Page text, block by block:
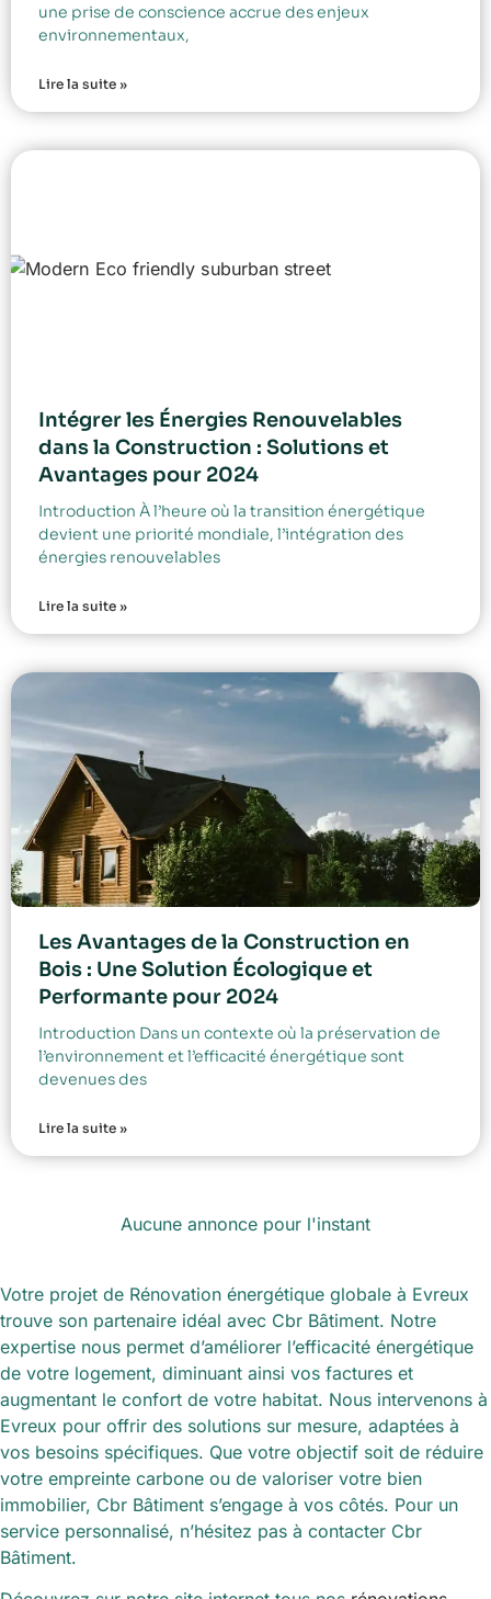
une prise de conscience accrue des enjeux
environnementaux,
Lire la suite »
Intégrer les Énergies Renouvelables
dans la Construction : Solutions et
Avantages pour 2024
Introduction À l’heure où la transition énergétique
devient une priorité mondiale, l’intégration des
énergies renouvelables
Lire la suite »
Les Avantages de la Construction en
Bois : Une Solution Écologique et
Performante pour 2024
Introduction Dans un contexte où la préservation de
l’environnement et l’efficacité énergétique sont
devenues des
Lire la suite »
Aucune annonce pour l'instant
Votre projet de Rénovation énergétique globale à Evreux
trouve son partenaire idéal avec Cbr Bâtiment. Notre
expertise nous permet d’améliorer l’efficacité énergétique
de votre logement, diminuant ainsi vos factures et
augmentant le confort de votre habitat. Nous intervenons à
Evreux pour offrir des solutions sur mesure, adaptées à
vos besoins spécifiques. Que votre objectif soit de réduire
votre empreinte carbone ou de valoriser votre bien
immobilier, Cbr Bâtiment s’engage à vos côtés. Pour un
service personnalisé, n’hésitez pas à contacter Cbr
Bâtiment.